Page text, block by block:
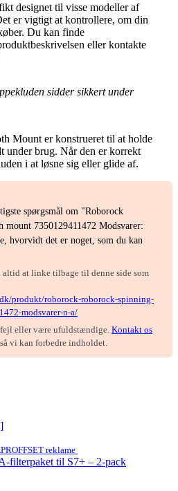
designet til visse modeller af
er vigtigt at kontrollere, om din
Du kan finde
eller kontakte
sidder sikkert under
Mount er konstrueret til at holde
under brug. Når den er korrekt
i at løsne sig eller glide af.
spørgsmål om "Roborock
7350129411472 Modsvarer:
hvorvidt det er noget, som du kan
altid at linke tilbage til denne side som
produkt/roborock-roborock-spinning-
modsvarer-n-a/
eller være ufuldstændige. Kontakt os
vi kan forbedre indholdet.
reklame